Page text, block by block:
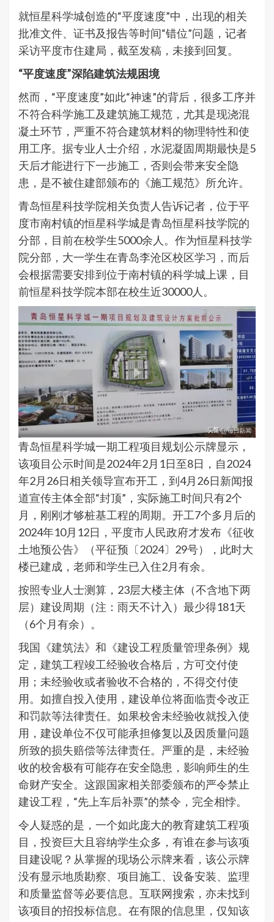
就恒星科学城创造的“平度速度”中，出现的相关
批准文件、证书及报告等时间“错位”问题，记者
采访平度市住建局，截至发稿，未接到回复。
“平度速度”深陷建筑法规困境
然而，“平度速度”如此“神速”的背后，很多工序并
不符合科学施工及建筑施工规范，尤其是现浇混
凝土环节，严重不符合建筑材料的物理特性和使
用工序。据专业人士介绍，水泥凝固周期最快是5
天后才能进行下一步施工，否则会带来安全隐
患，是不被住建部颁布的《施工规范》所允许。​
青岛恒星科技学院相关负责人告诉记者，位于平
度市南村镇的恒星科学城是青岛恒星科技学院的
分部，目前在校学生5000余人。作为恒星科技学
院分部，大一学生在青岛李沧区校区学习，而后
会根据需要安排到位于南村镇的科学城上课，目
前恒星科技学院本部在校生近30000人。
青岛恒星科学城一期工程项目规划公示牌显示，
该项目公示时间是2024年2月1日至8日，自2024
年2月26日相关领导宣布开工，到4月26日新闻报
道宣传主体全部“封顶”，实际施工时间只有2个
月，刚刚才够桩基工程的周期。开工7个多月后的
2024年10月12日，平度市人民政府才发布《征收
土地预公告》（平征预〔2024〕29号），此时大
楼已建成，老师和学生已入住2月有余。
按照专业人士测算，23层大楼主体（不含地下两
层）建设周期（注：雨天不计入）最少得181天
（6个月有余）。
我国《建筑法》和《建设工程质量管理条例》规
定，建筑工程竣工经验收合格后，方可交付使
用；未经验收或者验收不合格的，不得交付使
用。如擅自投入使用，建设单位将面临责令改正
和罚款等法律责任。如果校舍未经验收就投入使
用，建设单位不仅可能承担修复以及因质量问题
所致的损失赔偿等法律责任。严重的是，未经验
收的校舍极有可能存在安全隐患，影响师生的生
命财产安全。这跟国家相关部委颁布的严令禁止
建设工程，“先上车后补票”的禁令，完全相悖。
令人疑惑的是，一个如此庞大的教育建筑工程项
目，投资巨大且容纳学生众多，有谁在参与该项
目建设呢？从掌握的现场公示牌来看，该公示牌
没有显示地质勘察、项目施工、设备安装、监理
和质量监督等必要信息。互联网搜索，亦未找到
该项目的招投标信息。在有限的信息里，仅知该